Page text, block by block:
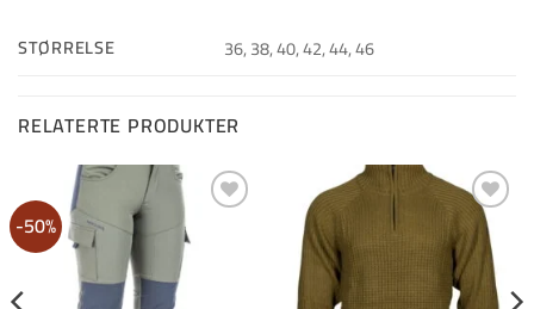
STØRRELSE 36, 38, 40, 42, 44, 46
RELATERTE PRODUKTER
-50% Ønskeliste
Legg i
Ønskeliste